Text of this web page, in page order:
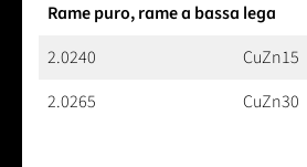
Rame puro, rame a bassa lega
2.0240
CuZn15
2.0265
CuZn30